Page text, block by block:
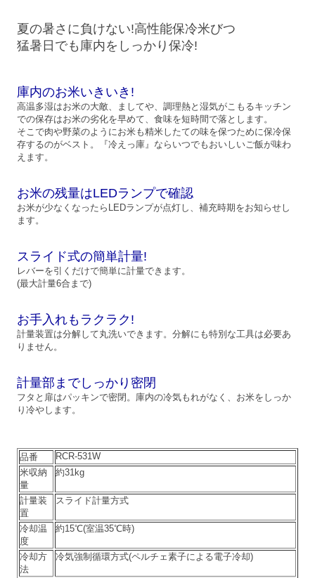
夏の暑さに負けない!高性能保冷米びつ
猛暑日でも庫内をしっかり保冷!
庫内のお米いきいき!
高温多湿はお米の大敵、ましてや、調理熱と湿気がこもるキッチン
での保存はお米の劣化を早めて、食味を短時間で落とします。
そこで肉や野菜のようにお米も精米したての味を保つために保冷保
存するのがベスト。『冷えっ庫』ならいつでもおいしいご飯が味わ
えます。
お米の残量はLEDランプで確認
お米が少なくなったらLEDランプが点灯し、補充時期をお知らせし
ます。
スライド式の簡単計量!
レバーを引くだけで簡単に計量できます。
(最大計量6合まで)
お手入れもラクラク!
計量装置は分解して丸洗いできます。分解にも特別な工具は必要あ
りません。
計量部までしっかり密閉
フタと扉はパッキンで密閉。庫内の冷気もれがなく、お米をしっか
り冷やします。
品番
RCR-531W
米収納
量
約31kg
計量装
置
スライド計量方式
冷却温
度
約15℃(室温35℃時)
冷却方
法
冷気強制循環方式(ペルチェ素子による電子冷却)